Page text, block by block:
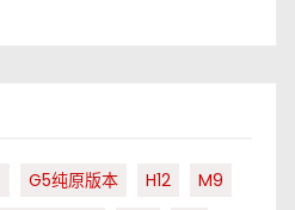
G5纯原版本 H12
M9